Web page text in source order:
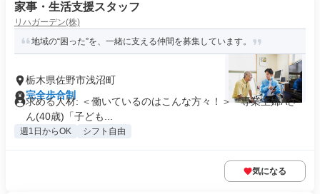
家事・生活支援スタッフ
リハガーデン(株)
地域の“困った”を、一緒に支える仲間を募集しています。
栃木県佐野市浅沼町
完全歩合制
求める人材: ＜働いているのはこんな方々！＞ * 専業主婦Aさ
ん(40歳)「子ども...
週1日からOK シフト自由
気になる